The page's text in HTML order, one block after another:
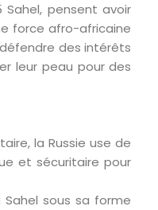
Sahel, pensent avoir
force afro-africaine
des intérêts
leur peau pour des
la Russie use de
et sécuritaire pour
sous sa forme